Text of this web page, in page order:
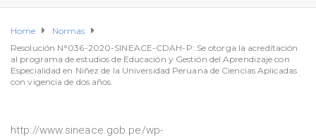
Home
Normas
Resolución N°036-2020-SINEACE-CDAH-P: Se otorga la acreditación
al programa de estudios de Educación y Gestión del Aprendizaje con
Especialidad en Niñez de la Universidad Peruana de Ciencias Aplicadas
con vigencia de dos años.
http://www.sineace.gob.pe/wp-